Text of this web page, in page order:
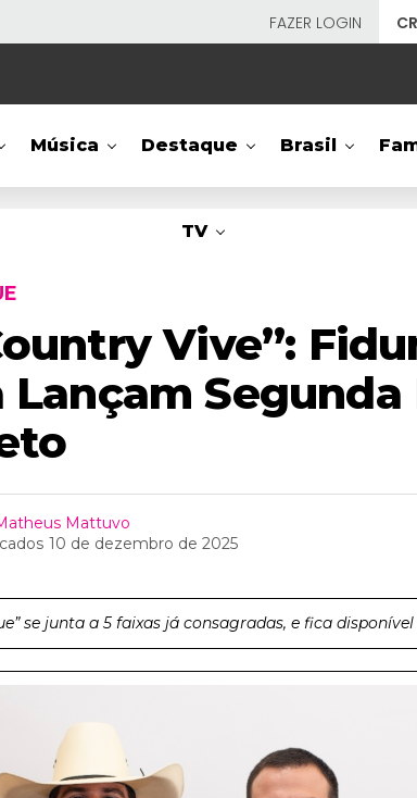
FAZER LOGIN
Música Destaque Brasil
TV
Vive”:
Lançam
Mattuvo
10 de dezembro de 2025
se junta a 5 faixas já consagradas, e fica disponível